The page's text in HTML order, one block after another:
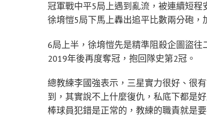
冠軍戰中平5局上遇到亂流，被連續短程
徐堉愷5局下馬上轟出追平比數兩分砲，
6局上半，徐堉愷先是精準阻殺企圖盜
2019年後再度奪冠，抱回隊史第2冠。
總教練李國強表示，三星實力很好、很
到，其實說不上什麼復仇，私底下都是
棒球員犯錯是正常的，教練的職責就是